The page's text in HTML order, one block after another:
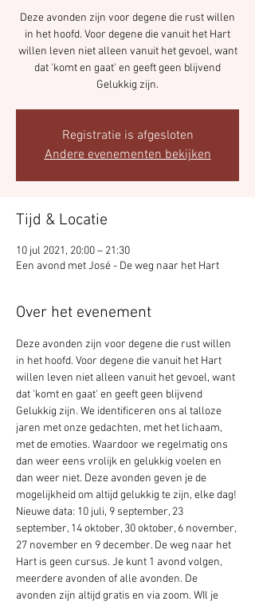
Deze avonden zijn voor degene die rust willen
in het hoofd. Voor degene die vanuit het Hart
willen leven niet alleen vanuit het gevoel, want
dat 'komt en gaat' en geeft geen blijvend
Gelukkig zijn.
Registratie is afgesloten
Andere evenementen bekijken
Tijd & Locatie
10 jul 2021, 20:00 – 21:30
Een avond met José - De weg naar het Hart
Over het evenement
Deze avonden zijn voor degene die rust willen
in het hoofd. Voor degene die vanuit het Hart
willen leven niet alleen vanuit het gevoel, want
dat 'komt en gaat' en geeft geen blijvend
Gelukkig zijn. We identificeren ons al talloze
jaren met onze gedachten, met het lichaam,
met de emoties. Waardoor we regelmatig ons
dan weer eens vrolijk en gelukkig voelen en
dan weer niet. Deze avonden geven je de
mogelijkheid om altijd gelukkig te zijn, elke dag!
Nieuwe data: 10 juli, 9 september, 23
september, 14 oktober, 30 oktober, 6 november,
27 november en 9 december. De weg naar het
Hart is geen cursus. Je kunt 1 avond volgen,
meerdere avonden of alle avonden. De
avonden zijn altijd gratis en via zoom. WIl je